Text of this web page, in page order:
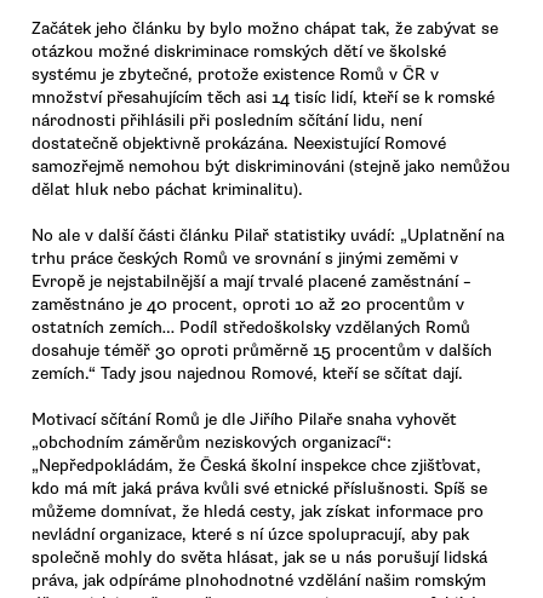
Začátek jeho článku by bylo možno chápat tak, že zabývat se
otázkou možné diskriminace romských dětí ve školské
systému je zbytečné, protože existence Romů v ČR v
množství přesahujícím těch asi 14 tisíc lidí, kteří se k romské
národnosti přihlásili při posledním sčítání lidu, není
dostatečně objektivně prokázána. Neexistující Romové
samozřejmě nemohou být diskriminováni (stejně jako nemůžou
dělat hluk nebo páchat kriminalitu).
No ale v další části článku Pilař statistiky uvádí: „Uplatnění na
trhu práce českých Romů ve srovnání s jinými zeměmi v
Evropě je nejstabilnější a mají trvalé placené zaměstnání –
zaměstnáno je 40 procent, oproti 10 až 20 procentům v
ostatních zemích… Podíl středoškolsky vzdělaných Romů
dosahuje téměř 30 oproti průměrně 15 procentům v dalších
zemích.“ Tady jsou najednou Romové, kteří se sčítat dají.
Motivací sčítání Romů je dle Jiřího Pilaře snaha vyhovět
„obchodním záměrům neziskových organizací“:
„Nepředpokládám, že Česká školní inspekce chce zjišťovat,
kdo má mít jaká práva kvůli své etnické příslušnosti. Spíš se
můžeme domnívat, že hledá cesty, jak získat informace pro
nevládní organizace, které s ní úzce spolupracují, aby pak
společně mohly do světa hlásat, jak se u nás porušují lidská
práva, jak odpíráme plnohodnotné vzdělání našim romským